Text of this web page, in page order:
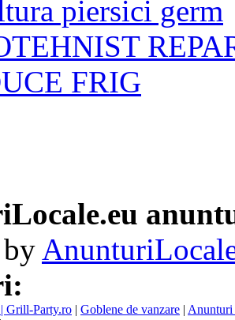
piersici germ
FRIG
Grill-Party.ro | Goblene de vanzare | Anunturi